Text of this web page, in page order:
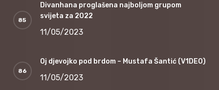
Divanhana proglašena najboljom grupom
svijeta za 2022
11/05/2023
Oj djevojko pod brdom – Mustafa Šantić (V1DEO)
11/05/2023